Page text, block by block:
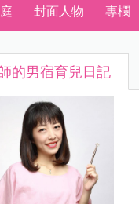
封面人物 專欄
的男宿育兒日記